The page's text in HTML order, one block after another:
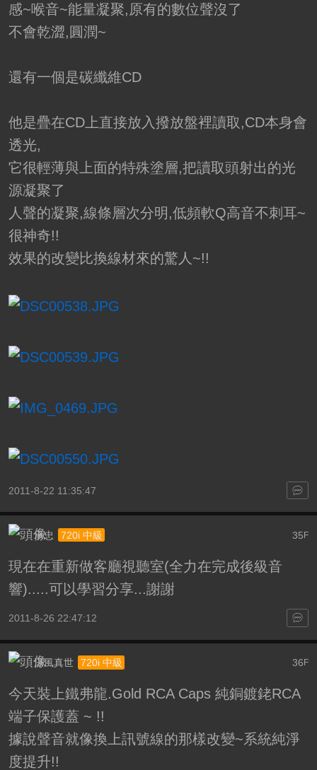
感~喉音~能量凝聚,原有的數位聲沒了
不會乾澀,圓潤~
還有一個是碳纖維CD
他是疊在CD上直接放入撥放盤裡讀取,CD本身會
透光,
它很輕薄與上面的特殊塗層,把讀取頭射出的光
源凝聚了
人聲的凝聚,線條層次分明,低頻軟Q高音不刺耳~
很神奇!!
效果的改變比換線材來的驚人~!!
2011-8-22 11:35:47
35 F
承忠 720i 中級
現在在重新做客廳視聽室(全力在完成後級音
響).....可以學習分享...謝謝
2011-8-26 22:47:12
36 F
涼風真世 720i 中級
今天裝上鐵弗龍.Gold RCA Caps 純銅鍍銠RCA
端子保護蓋 ~ !!
據說聲音就像換上訊號線的那樣改變~系統純淨
度提升!!